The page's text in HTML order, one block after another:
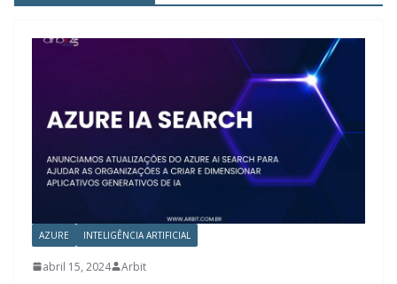
AZURE INTELIGÊNCIA ARTIFICIAL
abril 15, 2024 Arbit